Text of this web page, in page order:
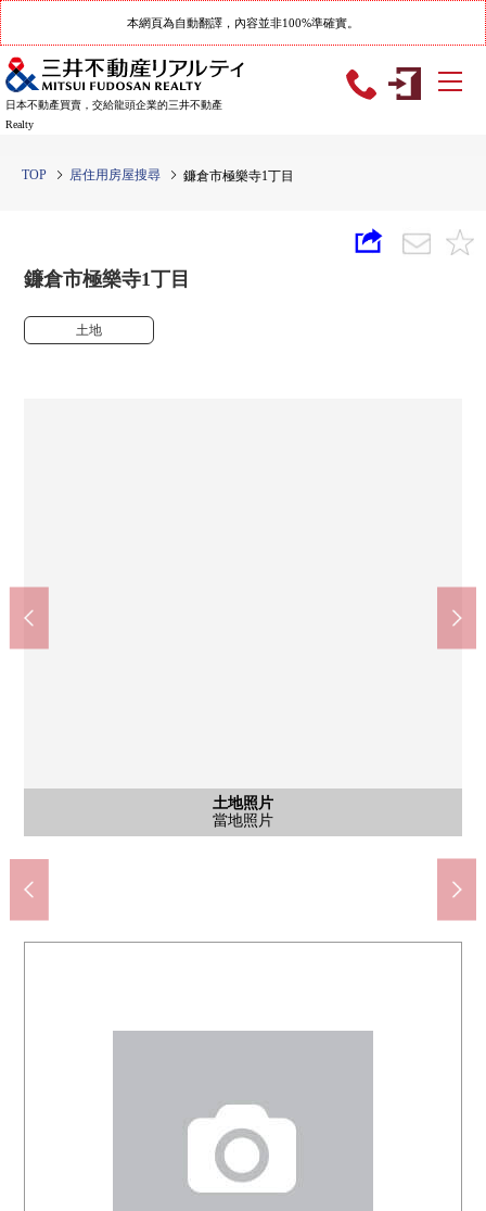
本網頁為自動翻譯，內容並非100%準確實。
日本不動產買賣，交給龍頭企業的三井不動產
Realty
TOP 居住用房屋搜尋 鐮倉市極樂寺1丁目
鐮倉市極樂寺1丁目
土地
土地照片
當地照片
風景
來自當地的風景
土地照片
當地照片
土地照片
當地照片
土地照片
當地照片(作為停車位可以使用。)(出自車型的))
其他當地
共用過道
土地照片
路徑
鐮倉市立稻村ケ崎小學(約620m)
步行8分鐘
鐮倉市立御成中學(約2500m)
極樂寺(約460m)
鐮倉稻村崎郵局(約580m)
今市菜市場(約620m)
７－ＥＬＥＶＥｎ鐮倉稻村崎商店(約680m)
步行9分鐘
鐮倉海濱公園稻村崎地區(約780m)
能看到江之島、富士山的公園(季節、依據天氣好壞)。